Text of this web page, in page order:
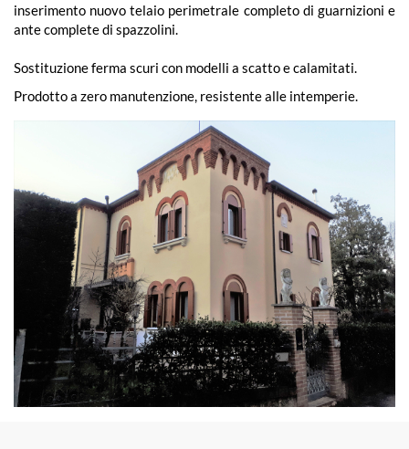
inserimento nuovo telaio perimetrale completo di guarnizioni e
ante complete di spazzolini.
Sostituzione ferma scuri con modelli a scatto e calamitati.
Prodotto a zero manutenzione, resistente alle intemperie.